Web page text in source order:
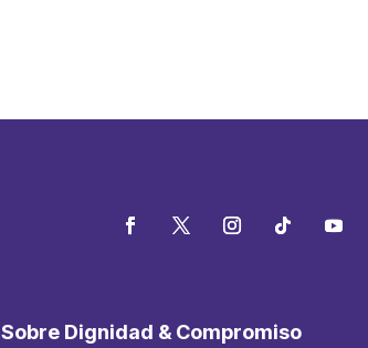
Sobre Dignidad & Compromiso